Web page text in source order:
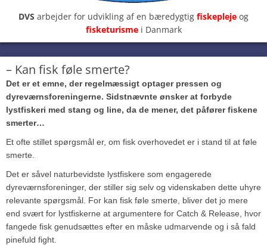
DVS arbejder for udvikling af en bæredygtig fiskepleje og
fisketurisme i Danmark
– Kan fisk føle smerte?
Det er et emne, der regelmæssigt optager pressen og
dyreværnsforeningerne. Sidstnævnte ønsker at forbyde
lystfiskeri med stang og line, da de mener, det påfører fiskene
smerter…
Et ofte stillet spørgsmål er, om fisk overhovedet er i stand til at føle
smerte.
Det er såvel naturbevidste lystfiskere som engagerede
dyreværnsforeninger, der stiller sig selv og videnskaben dette uhyre
relevante spørgsmål. For kan fisk føle smerte, bliver det jo mere
end svært for lystfiskerne at argumentere for Catch & Release, hvor
fangede fisk genudsættes efter en måske udmarvende og i så fald
pinefuld fight.